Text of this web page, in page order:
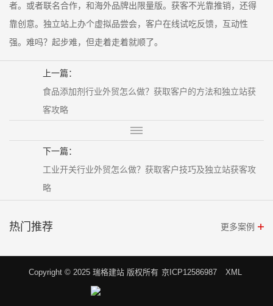
者。或者联名合作，和海外品牌出限量版。获客不光靠推销，还得
靠创意。独立站上办个虚拟品尝会，客户在线试吃反馈，互动性
强。难吗？起步难，但走着走着就顺了。
上一篇：
食品添加剂行业外贸怎么做？获取客户的方法和独立站获
客攻略
下一篇：
工业开关行业外贸怎么做？获取客户技巧及独立站获客攻
略
热门推荐 更多案例
Copyright © 2025 瑞格建站 版权所有 京ICP12586987 XML